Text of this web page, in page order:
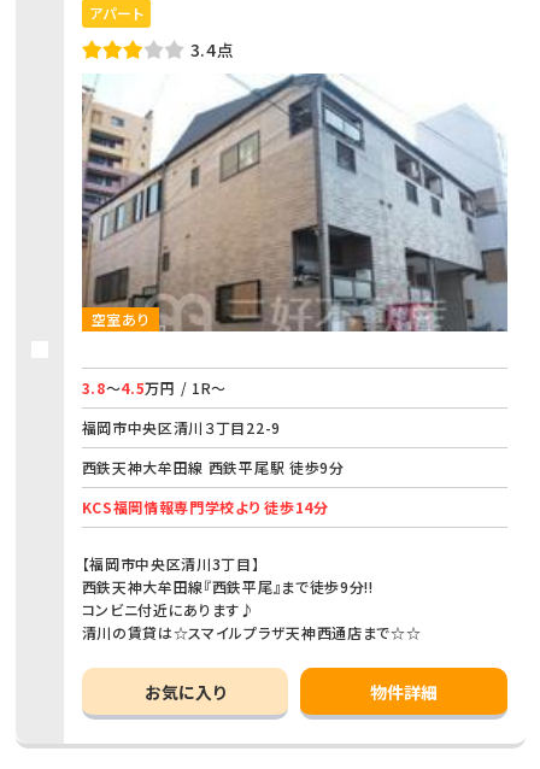
アパート
3.4点
空室あり
3.8～4.5万円 / 1R～
福岡市中央区清川３丁目22-9
西鉄天神大牟田線 西鉄平尾駅 徒歩9分
KCS福岡情報専門学校より 徒歩14分
【福岡市中央区清川3丁目】
西鉄天神大牟田線『西鉄平尾』まで徒歩9分!!
コンビニ付近にあります♪
清川の賃貸は☆スマイルプラザ天神西通店まで☆☆
お気に入り 物件詳細